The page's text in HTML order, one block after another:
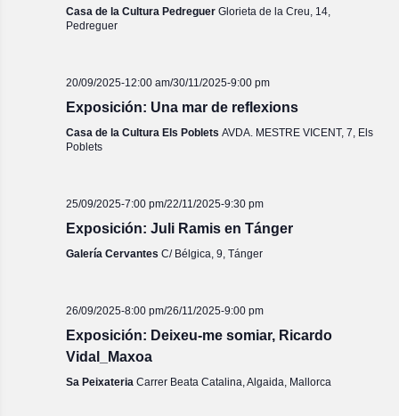
Casa de la Cultura Pedreguer Glorieta de la Creu, 14,
Pedreguer
20/09/2025-12:00 am/30/11/2025-9:00 pm
Exposición: Una mar de reflexions
Casa de la Cultura Els Poblets AVDA. MESTRE VICENT, 7, Els
Poblets
25/09/2025-7:00 pm/22/11/2025-9:30 pm
Exposición: Juli Ramis en Tánger
Galería Cervantes C/ Bélgica, 9, Tánger
26/09/2025-8:00 pm/26/11/2025-9:00 pm
Exposición: Deixeu-me somiar, Ricardo
Vidal_Maxoa
Sa Peixateria Carrer Beata Catalina, Algaida, Mallorca